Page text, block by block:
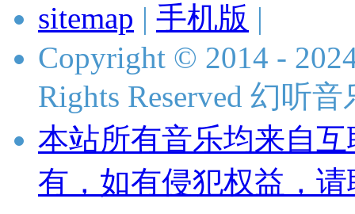
sitemap | 手机版 |
Copyright © 2014 -
Rights Reserved 幻听
本站所有音乐均来自
有，如有侵犯权益，